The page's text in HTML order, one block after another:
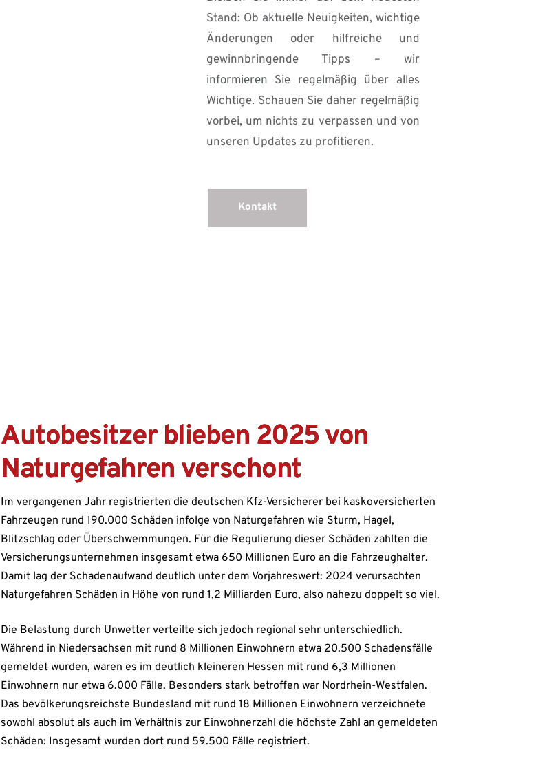
Stand: Ob aktuelle Neuigkeiten, wichtige
Änderungen oder hilfreiche und
gewinnbringende Tipps – wir
informieren Sie regelmäßig über alles
Wichtige. Schauen Sie daher regelmäßig
vorbei, um nichts zu verpassen und von
unseren Updates zu profitieren.
Kontakt
Autobesitzer blieben 2025 von
Naturgefahren verschont
Im vergangenen Jahr registrierten die deutschen Kfz-Versicherer bei kaskoversicherten
Fahrzeugen rund 190.000 Schäden infolge von Naturgefahren wie Sturm, Hagel,
Blitzschlag oder Überschwemmungen. Für die Regulierung dieser Schäden zahlten die
Versicherungsunternehmen insgesamt etwa 650 Millionen Euro an die Fahrzeughalter.
Damit lag der Schadenaufwand deutlich unter dem Vorjahreswert: 2024 verursachten
Naturgefahren Schäden in Höhe von rund 1,2 Milliarden Euro, also nahezu doppelt so viel.
Die Belastung durch Unwetter verteilte sich jedoch regional sehr unterschiedlich.
Während in Niedersachsen mit rund 8 Millionen Einwohnern etwa 20.500 Schadensfälle
gemeldet wurden, waren es im deutlich kleineren Hessen mit rund 6,3 Millionen
Einwohnern nur etwa 6.000 Fälle. Besonders stark betroffen war Nordrhein-Westfalen.
Das bevölkerungsreichste Bundesland mit rund 18 Millionen Einwohnern verzeichnete
sowohl absolut als auch im Verhältnis zur Einwohnerzahl die höchste Zahl an gemeldeten
Schäden: Insgesamt wurden dort rund 59.500 Fälle registriert.